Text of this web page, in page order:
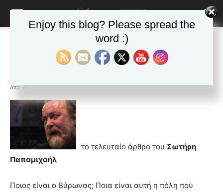
Δημοφιλή άρθρα
Ο δικός μου Βύρωνας
Από Δ&Π - 23 Δεκεμβρίου 2022
blonde
lesbians
very
cam
show.desi
lyons
το τελευταίο άρθρο του Σωτήρη
Παπαμιχαήλ
Ποιος είναι ο Βύρωνας; Ποια είναι αυτή η πόλη πού
Enjoy this blog? Please spread the
word :)